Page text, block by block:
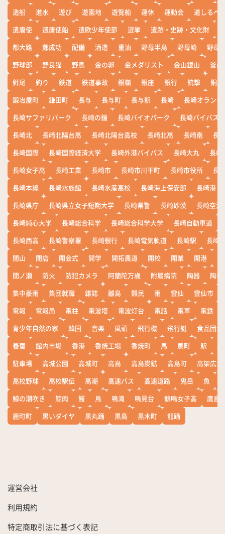
造船
進水 遊び 遊園地 遊覧船 運休 運動会
道しるべ
遣唐使
遣唐使船 遣欧少年使節 選挙 遺跡・史跡・文化財
都大路
鄭成功 配備 酒造 重油 野母半島 野母崎
野母
野球部
野良猫 野鳥 金の卵 金メダリスト 金山銀山
釜山
針尾
釣り 鉄道 鉄道事故 銀嶺 銀座 銀行 銃撃
銅座
鍛冶屋町
鎌田町 長与 長与町 長与駅 長崎
長崎オランダ
長崎サファリパーク
長崎の鐘 長崎バイオパーク
長崎バイパス
長崎北
長崎北陽台高 長崎北陽台高校 長崎北高 長崎南
長
長崎国際
長崎国際経済大学 長崎外港バイパス 長崎大丸
長崎
長崎女子高
長崎工業 長崎市 長崎市川平町 長崎市役所
長
長崎本線
長崎水族館 長崎水産高校 長崎海上保安部
長崎港
長崎県庁
長崎県立女子短期大学 長崎県警 長崎砂漠
長崎空港
長崎純心大学
長崎総合科学 長崎総合科学大学 長崎自動車道
長崎西高
長崎警察署 長崎銀行 長崎電気軌道 長崎駅
長崎
閉山
閉店 開会式 開学 開拓農道 開校 開業 開港
間ノ瀬
防火 防犯カメラ 阿蘭陀万歳 附属病院 陶器
陶器
集中豪雨
集団就職 雑誌 離島 難民 雨 雲仙 雲仙市
電報
電報局 電柱 電波塔 電波灯台 電話 電車 電鉄
青少年自然の家
韓国 音楽 風頭 飛行機 飛行艇
食品団地
養蚕
館内市場 香港 香焼工場 香焼町 馬 馬町 駅
駐車場
高城公園 高城町 高島 高島炭鉱 高島町
高架広場
高校野球
高校駅伝 高潮 高速バス 高速道路 鬼岳 魚
鯨の潮吹き
鯨肉 鰻 鳥 鳴滝 鳴見台 鶴鳴女子高
鷹島
鹿町町
黒いダイヤ 黒丸踊 黒島 黒木町 龍踊
運営会社
利用規約
特定商取引法に基づく表記